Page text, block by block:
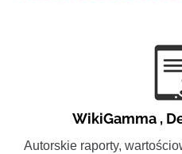
WikiGamma ,
Autorskie raporty,